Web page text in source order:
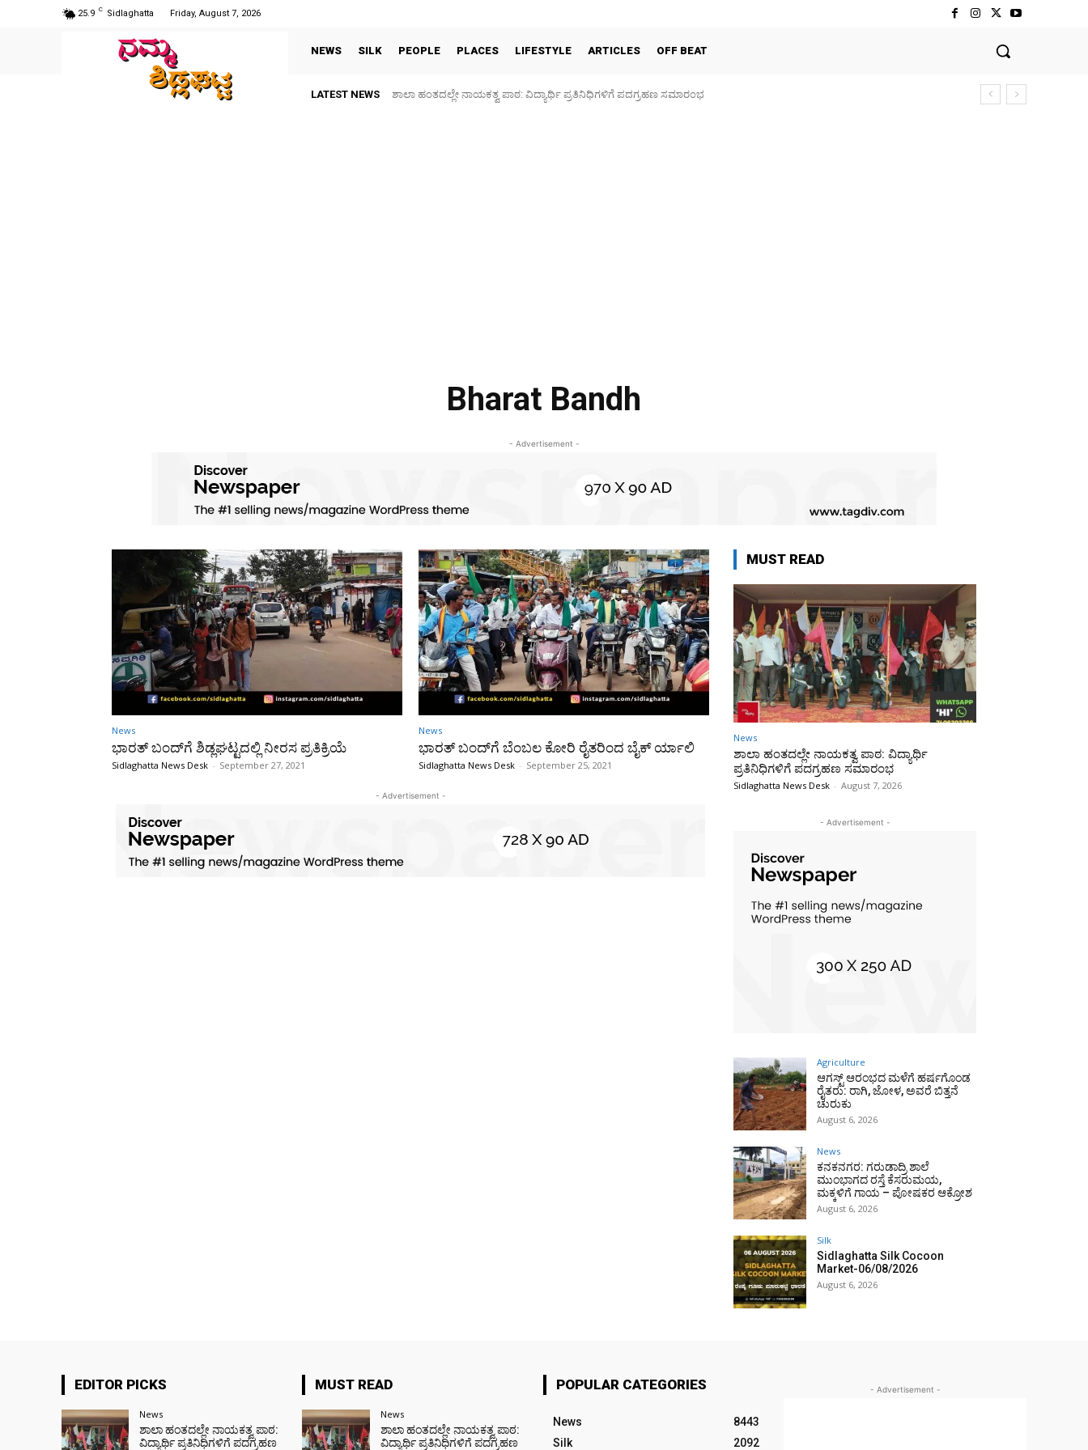
25.9 C Sidlaghatta Friday, August 7, 2026
NEWS SILK PEOPLE PLACES LIFESTYLE ARTICLES OFF BEAT
LATEST NEWS ಶಾಲಾ ಹಂತದಲ್ಲೇ ನಾಯಕತ್ವ ಪಾಠ: ವಿದ್ಯಾರ್ಥಿ ಪ್ರತಿನಿಧಿಗಳಿಗೆ ಪದಗ್ರಹಣ ಸಮಾರಂಭ
Bharat Bandh
- Advertisement -
News
ಭಾರತ್ ಬಂದ್‌ಗೆ ಶಿಡ್ಲಘಟ್ಟದಲ್ಲಿ ನೀರಸ ಪ್ರತಿಕ್ರಿಯೆ
Sidlaghatta News Desk - September 27, 2021
News
ಭಾರತ್ ಬಂದ್‌ಗೆ ಬೆಂಬಲ ಕೋರಿ ರೈತರಿಂದ ಬೈಕ್ ರ್ಯಾಲಿ
Sidlaghatta News Desk - September 25, 2021
- Advertisement -
MUST READ
News
ಶಾಲಾ ಹಂತದಲ್ಲೇ ನಾಯಕತ್ವ ಪಾಠ: ವಿದ್ಯಾರ್ಥಿ
ಪ್ರತಿನಿಧಿಗಳಿಗೆ ಪದಗ್ರಹಣ ಸಮಾರಂಭ
Sidlaghatta News Desk - August 7, 2026
- Advertisement -
Agriculture
ಆಗಸ್ಟ್ ಆರಂಭದ ಮಳೆಗೆ ಹರ್ಷಗೊಂಡ
ರೈತರು: ರಾಗಿ, ಜೋಳ, ಅವರೆ ಬಿತ್ತನೆ
ಚುರುಕು
August 6, 2026
News
ಕನಕನಗರ: ಗರುಡಾದ್ರಿ ಶಾಲೆ
ಮುಂಭಾಗದ ರಸ್ತೆ ಕೆಸರುಮಯ,
ಮಕ್ಕಳಿಗೆ ಗಾಯ – ಪೋಷಕರ ಆಕ್ರೋಶ
August 6, 2026
Silk
Sidlaghatta Silk Cocoon
Market-06/08/2026
August 6, 2026
EDITOR PICKS
News
ಶಾಲಾ ಹಂತದಲ್ಲೇ ನಾಯಕತ್ವ ಪಾಠ:
ವಿದ್ಯಾರ್ಥಿ ಪ್ರತಿನಿಧಿಗಳಿಗೆ ಪದಗ್ರಹಣ
MUST READ
News
ಶಾಲಾ ಹಂತದಲ್ಲೇ ನಾಯಕತ್ವ ಪಾಠ:
ವಿದ್ಯಾರ್ಥಿ ಪ್ರತಿನಿಧಿಗಳಿಗೆ ಪದಗ್ರಹಣ
POPULAR CATEGORIES
News
8443
Silk
2092
- Advertisement -